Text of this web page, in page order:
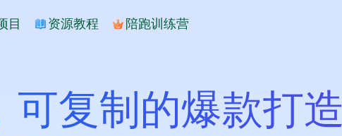
目 资源教程 陪跑训练营
可复制的爆款打